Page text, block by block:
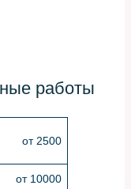
работы
от 2500
от 10000